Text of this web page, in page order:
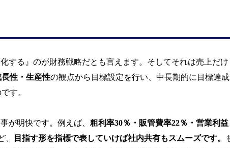
する』のが財務戦略だとも言えます。そしてそれは売上だけ
性・生産性の観点から目標設定を行い、中長期的に目標達成
す。
が明快です。例えば、 粗利率30％・販管費率22％・営業利益
、 目指す形を指標で表していけば社内共有もスムーズです。